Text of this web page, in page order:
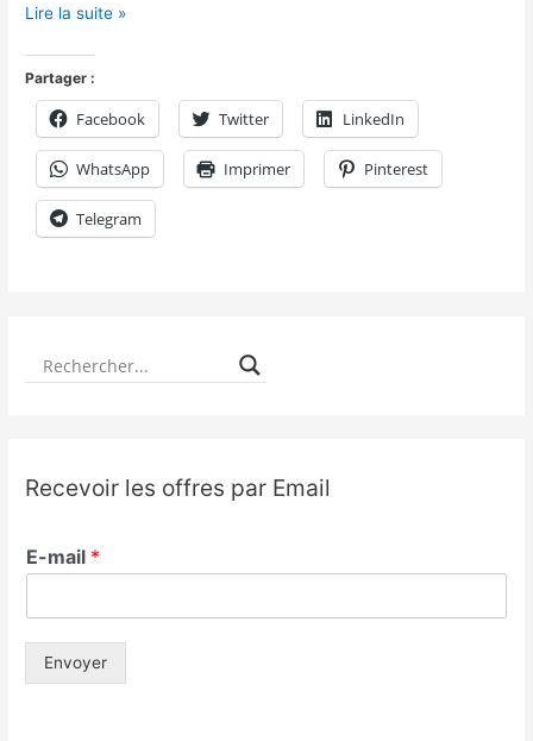
Lire la suite »
Partager :
Facebook Twitter LinkedIn
WhatsApp Imprimer Pinterest
Telegram
Recevoir les offres par Email
E-mail *
Envoyer